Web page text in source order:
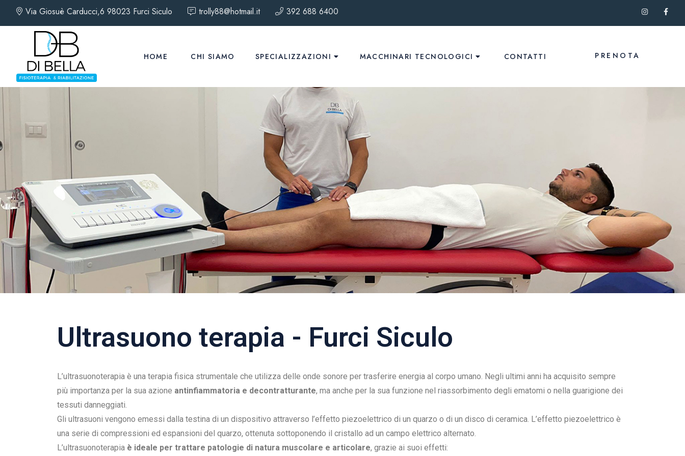
Via Giosuè Carducci,6 98023 Furci Siculo trolly88@hotmail.it 392 688 6400
HOME CHI SIAMO SPECIALIZZAZIONI MACCHINARI TECNOLOGICI CONTATTI PRENOTA
Ultrasuono terapia - Furci Siculo
L’ultrasuonoterapia è una terapia fisica strumentale che utilizza delle onde sonore per trasferire energia al corpo umano. Negli ultimi anni ha acquisito sempre
più importanza per la sua azione antinfiammatoria e decontratturante, ma anche per la sua funzione nel riassorbimento degli ematomi o nella guarigione dei
tessuti danneggiati.
Gli ultrasuoni vengono emessi dalla testina di un dispositivo attraverso l’effetto piezoelettrico di un quarzo o di un disco di ceramica. L’effetto piezoelettrico è
una serie di compressioni ed espansioni del quarzo, ottenuta sottoponendo il cristallo ad un campo elettrico alternato.
L’ultrasuonoterapia è ideale per trattare patologie di natura muscolare e articolare, grazie ai suoi effetti: